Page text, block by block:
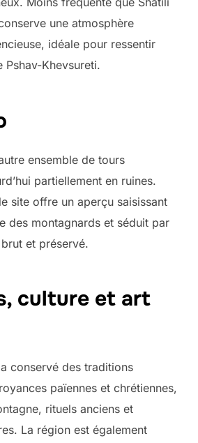
une atmosphère
idéale pour ressentir
Pshav-Khevsureti.
ensemble de tours
partiellement en ruines.
site offre un aperçu saisissant
des montagnards et séduit par
et préservé.
culture et art
conservé des traditions
païennes et chrétiennes,
rituels anciens et
La région est également